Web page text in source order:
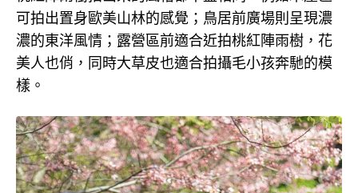
可拍出置身歐美山林的感覺；鳥居前廣場則呈現濃
濃的東洋風情；露營區前適合近拍桃紅陣雨樹，花
美人也俏，同時大草皮也適合拍攝毛小孩奔馳的模
樣。